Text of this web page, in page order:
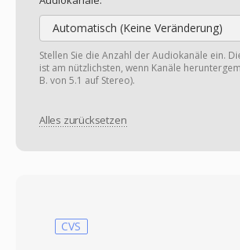
Automatisch (Keine Veränderung)
Stellen Sie die Anzahl der Audiokanäle ein.
ist am nützlichsten, wenn Kanäle
B. von 5.1 auf Stereo).
Alles zurücksetzen
CVS